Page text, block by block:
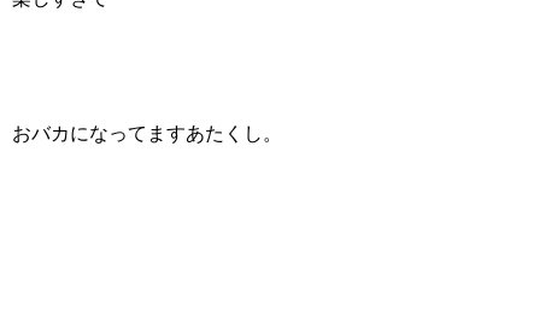
おバカになってますあたくし。